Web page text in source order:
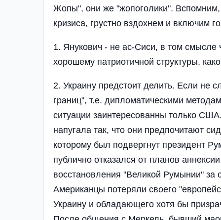
Жопы", они же "жопоголики". Вспомним,
кризиса, грустно вздохнем и включим
1. Янукович - не ас-Сиси, в том смысле
хорошему патриотичной структуры,
2. Украину предстоит делить. Если не
границ", т.е. дипломатическими
ситуации заинтересованны только
напугала так, что они предпочитают
которому был подвергнут президент
публично отказался от планов
восстановления "Великой Румынии" за
Американцы потеряли своего
Украину и обладающего хотя бы